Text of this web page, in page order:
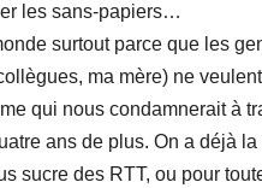
les sans-papiers…
surtout parce que les
ma mère) ne
qui nous condamnerait à
ans de plus. On a déjà la
sucre des RTT, ou pour